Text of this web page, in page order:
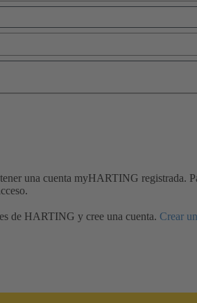
una cuenta myHARTING registrada.
de HARTING y cree una cuenta. Crear